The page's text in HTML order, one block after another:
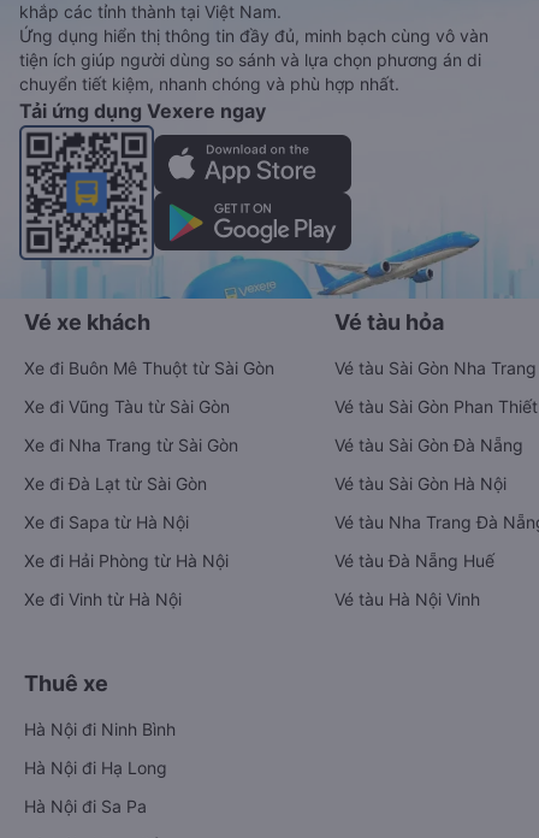
khắp các tỉnh thành tại Việt Nam.
Ứng dụng hiển thị thông tin đầy đủ, minh bạch cùng vô vàn
tiện ích giúp người dùng so sánh và lựa chọn phương án di
chuyển tiết kiệm, nhanh chóng và phù hợp nhất.
Tải ứng dụng Vexere ngay
Vé xe khách
Xe đi Buôn Mê Thuột từ Sài Gòn
Xe đi Vũng Tàu từ Sài Gòn
Xe đi Nha Trang từ Sài Gòn
Xe đi Đà Lạt từ Sài Gòn
Xe đi Sapa từ Hà Nội
Xe đi Hải Phòng từ Hà Nội
Xe đi Vinh từ Hà Nội
Vé tàu hỏa
Vé tàu Sài Gòn Nha Trang
Vé tàu Sài Gòn Phan Thiết
Vé tàu Sài Gòn Đà Nẵng
Vé tàu Sài Gòn Hà Nội
Vé tàu Nha Trang Đà
Vé tàu Đà Nẵng Huế
Vé tàu Hà Nội Vinh
Thuê xe
Hà Nội đi Ninh Bình
Hà Nội đi Hạ Long
Hà Nội đi Sa Pa